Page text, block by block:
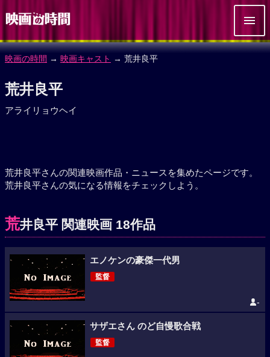
映画の時間 → 映画キャスト → 荒井良平
荒井良平
アライリョウヘイ
荒井良平さんの関連映画作品・ニュースを集めたページです。
荒井良平さんの気になる情報をチェックしよう。
荒井良平 関連映画 18作品
エノケンの豪傑一代男
監督
-
サザエさん のど自慢歌合戦
監督